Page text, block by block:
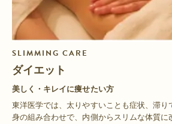
SLIMMING CARE
ダイエット
美しく・キレイに痩せたい方
東洋医学では、太りやすいことも症状、滞り
身の組み合わせで、内側からスリムな体質に